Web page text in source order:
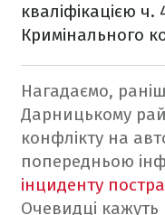
кваліфікацією ч.
Кримінального
Нагадаємо,
Дарницькому
конфлікту на
попередньою
інциденту
Очевидці